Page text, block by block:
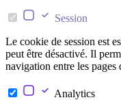
Session
Le cookie de session est
peut être désactivé. Il
navigation entre les pages
Analytics